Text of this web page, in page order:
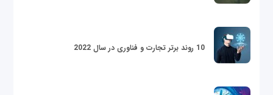
10 روند برتر تجارت و فناوری در سال 2022